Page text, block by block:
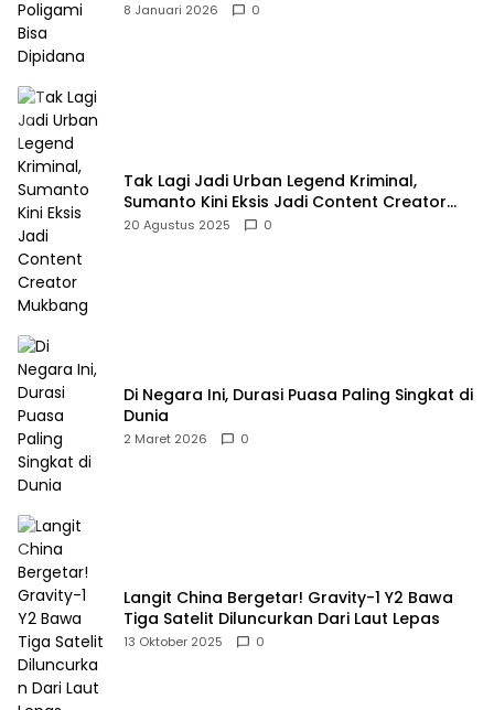
8 Januari 2026 0
Tak Lagi Jadi Urban Legend Kriminal,
Sumanto Kini Eksis Jadi Content Creator
Mukbang
20 Agustus 2025 0
Di Negara Ini, Durasi Puasa Paling Singkat di
Dunia
2 Maret 2026 0
Langit China Bergetar! Gravity-1 Y2 Bawa
Tiga Satelit Diluncurkan Dari Laut Lepas
13 Oktober 2025 0